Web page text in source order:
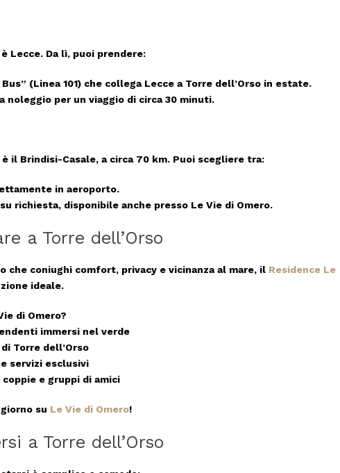
Lecce. Da lì, puoi prendere:
(Linea 101) che collega Lecce a Torre dell’Orso in estate.
noleggio per un viaggio di circa30 minuti.
è il Brindisi-Casale, a circa 70 km. Puoi scegliere tra:
in aeroporto.
su richiesta, disponibile anche presso Le Vie di Omero.
a Torre dell’Orso
che coniughi comfort, privacy e vicinanza al mare, il Residence Le
ideale.
di Omero?
immersi nel verde
Torre dell’Orso
servizi esclusivi
e gruppi di amici
su Le Vie di Omero!
a Torre dell’Orso